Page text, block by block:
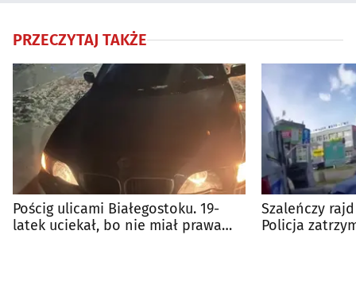
PRZECZYTAJ TAKŻE
Pościg ulicami Białegostoku. 19-
latek uciekał, bo nie miał prawa
Szaleńczy
Policja